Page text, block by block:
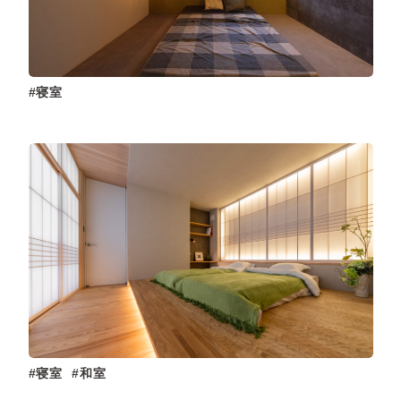
寝室
寝室 和室